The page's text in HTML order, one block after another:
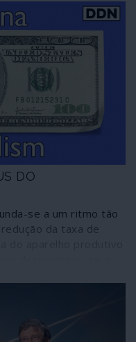
o cataclismo
recorrendo às
e das suas extensões
União Europeia!
DO
se a um ritmo tão
da taxa de